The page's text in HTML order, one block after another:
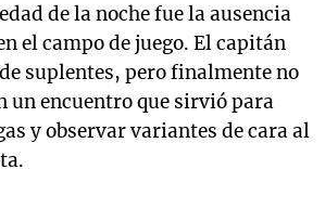
de la noche fue la ausencia
el campo de juego. El capitán
suplentes, pero finalmente no
un encuentro que sirvió para
y observar variantes de cara al